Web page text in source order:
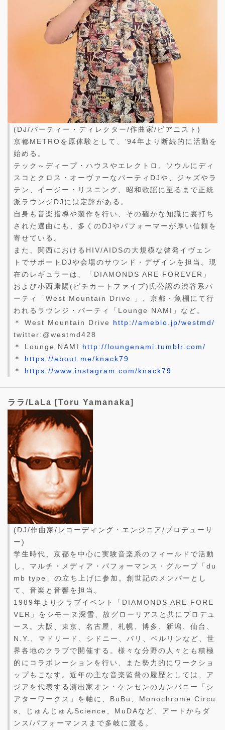
(DJ/パーティー・ディレクター/作曲家/ピアニスト)
京都METROを原体験として、’94年より断続的に活動を
始める。
テック～ディープ・ハウスやエレクトロ、ソウルにディ
スコとクロス・オーヴァーなパーティDJや、ジャズやラ
テン、イージー・リスニング、昭和歌謡に至るまで正統
派ラウンジDJには定評がある。
自身も音楽指導や製作を行い、その確かな知識に裏打ち
された選曲にも、多くのDJやパフォーマーが厚い信頼を
寄せている。
また、関西におけるHIV/AIDSの大規模な啓発イヴェン
トでサポートDJや会場のサウンド・デザインを担当。現
在のレギュラーは、「DIAMONDS ARE FOREVER」
および小西康陽(ピチカートファイブ)氏公認の渋谷系パ
ーティ「West Mountain Drive 」、京都・魚棚にて行
われるラウンジ・パーティ「Lounge NAMI」など。
＊ West Mountain Drive http://ameblo.jp/westmd/
twitter:@westmd428
＊ Lounge NAMI http://loungenami.tumblr.com/
＊ https://about.me/knack79
＊ https://www.instagram.com/knack79
ララ/LaLa [Toru Yamanaka]
(DJ/作曲家/レコーディング・エンジニア/プロデューサ
ー)
学生時代、京都を中心に実験音楽系のフィールドで活動
し、マルチ・メディア・パフォーマンス・グループ「du
mb type」の立ち上げに参加。創世記のメンバーとし
て、音楽と音響を担当。
1989年よりクラブイベント「DIAMONDS ARE FORE
VER」をシモーヌ深雪、故グローリアスと共にプロデュ
ース。大阪、東京、名古屋、札幌、博多、新潟、仙台、
N.Y.、マドリード、シドニー、パリ、ベルリンなど、世
界各地のクラブで開催する。様々な分野の人々とも積極
的にコラボレーションを行い、また勢力的にワークショ
ップもこなす。近年の主な音楽監督の履歴としては、ア
ジアを代表する演出家オン・ケンセンのカンパニー「シ
アターワークス」を軸に、BuBu、Monochrome Circu
s、じゅんじゅんScience、MuDAなど、アートからダ
ンス/パフォーマンスまで多岐に渡る。